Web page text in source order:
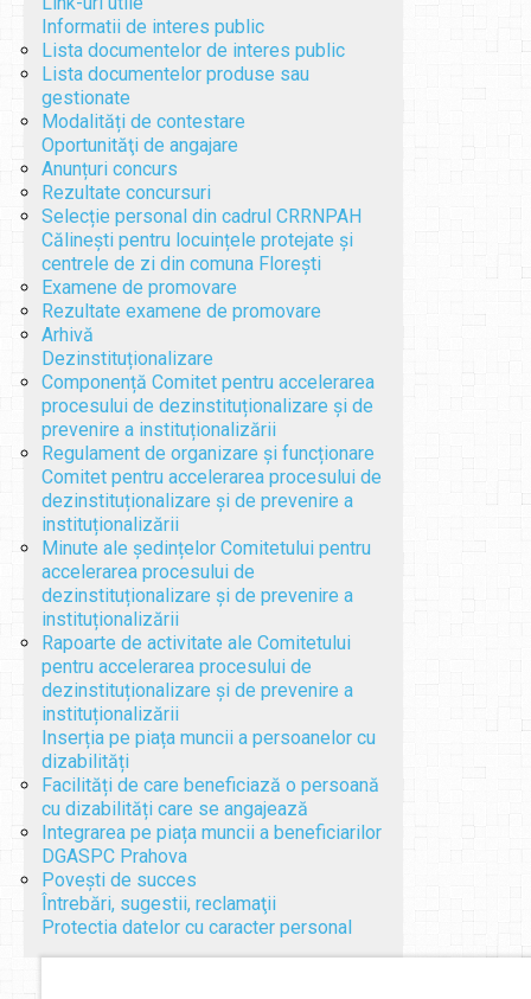
Informatii de interes public
Lista documentelor de interes public
Lista documentelor produse sau
gestionate
Modalități de contestare
Oportunităţi de angajare
Anunțuri concurs
Rezultate concursuri
Selecție personal din cadrul CRRNPAH
Călinești pentru locuințele protejate și
centrele de zi din comuna Florești
Examene de promovare
Rezultate examene de promovare
Arhivă
Dezinstituționalizare
Componență Comitet pentru accelerarea
procesului de dezinstituționalizare și de
prevenire a instituționalizării
Regulament de organizare și funcționare
Comitet pentru accelerarea procesului de
dezinstituționalizare și de prevenire a
instituționalizării
Minute ale ședințelor Comitetului pentru
accelerarea procesului de
dezinstituționalizare și de prevenire a
instituționalizării
Rapoarte de activitate ale Comitetului
pentru accelerarea procesului de
dezinstituționalizare și de prevenire a
instituționalizării
Inserția pe piața muncii a persoanelor cu
dizabilități
Facilități de care beneficiază o persoană
cu dizabilități care se angajează
Integrarea pe piața muncii a beneficiarilor
DGASPC Prahova
Povești de succes
Întrebări, sugestii, reclamaţii
Protectia datelor cu caracter personal